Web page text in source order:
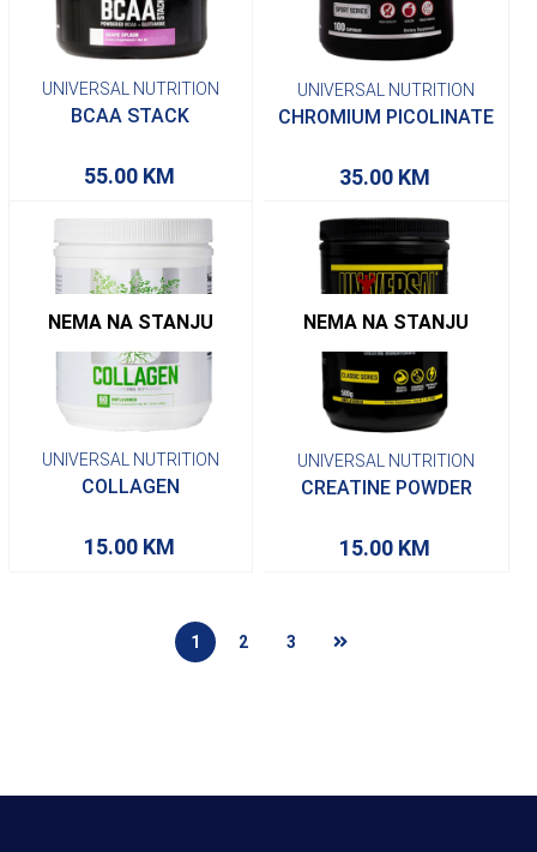
UNIVERSAL NUTRITION
BCAA STACK
55.00 KM
UNIVERSAL NUTRITION
CHROMIUM PICOLINATE
35.00 KM
NEMA NA STANJU
UNIVERSAL NUTRITION
COLLAGEN
15.00 KM
NEMA NA STANJU
UNIVERSAL NUTRITION
CREATINE POWDER
15.00 KM
1 2 3